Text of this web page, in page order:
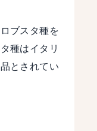
ブスタ種を
種はイタリ
とされてい